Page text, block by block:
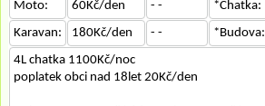
Moto:
60Kč/den - - *Chatka:
Karavan:
180Kč/den - - *Budova:
4L chatka 1100Kč/noc
poplatek obci nad 18let 20Kč/den